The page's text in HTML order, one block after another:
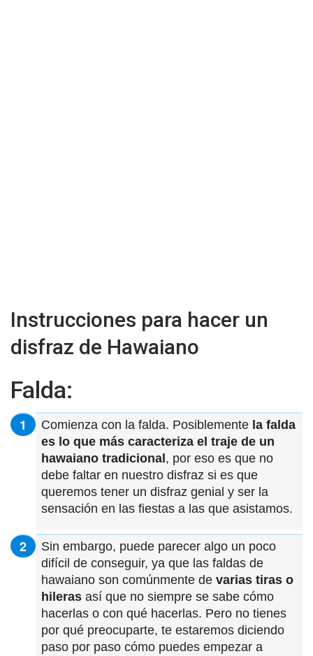
Instrucciones para hacer un
disfraz de Hawaiano
Falda:
Comienza con la falda. Posiblemente la falda
es lo que más caracteriza el traje de un
hawaiano tradicional , por eso es que no
debe faltar en nuestro disfraz si es que
queremos tener un disfraz genial y ser la
sensación en las fiestas a las que asistamos.
Sin embargo, puede parecer algo un poco
difícil de conseguir, ya que las faldas de
hawaiano son comúnmente de varias tiras o
hileras así que no siempre se sabe cómo
hacerlas o con qué hacerlas. Pero no tienes
por qué preocuparte, te estaremos diciendo
paso por paso cómo puedes empezar a